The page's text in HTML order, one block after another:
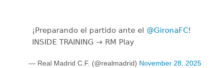
¡Preparando el partido ante el @GironaFC!
INSIDE TRAINING → RM Play
— Real Madrid C.F. (@realmadrid) November 28, 2025